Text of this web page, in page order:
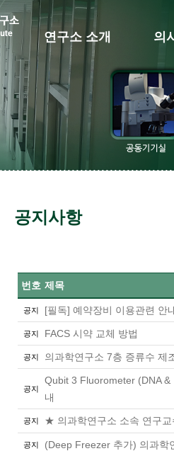
연구소 소개 의
공지사항
번호 제목
공지 [필독] 예약장비 이용관련 안
공지 FACS 시약 교체 방법
공지 의과학연구소 7층 증류수 제
공지
Qubit 3 Fluorometer (DNA
내
공지 ★ 의과학연구소 소속 연구
공지 (Deep Freezer 추가) 의과학